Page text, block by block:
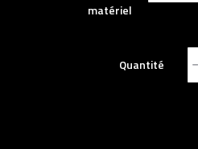
matériel
Quantité ﹣